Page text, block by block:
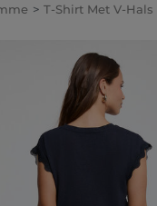
T-Shirt Met V-